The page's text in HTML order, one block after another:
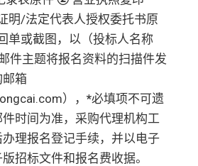
明/法定代表人授权委托书原
单或截图，以（投标人名称
件主题将报名资料的扫描件发
箱
），*必填项不可遗
时间为准，采购代理机构工
理报名登记手续，并以电子
招标文件和报名费收据。